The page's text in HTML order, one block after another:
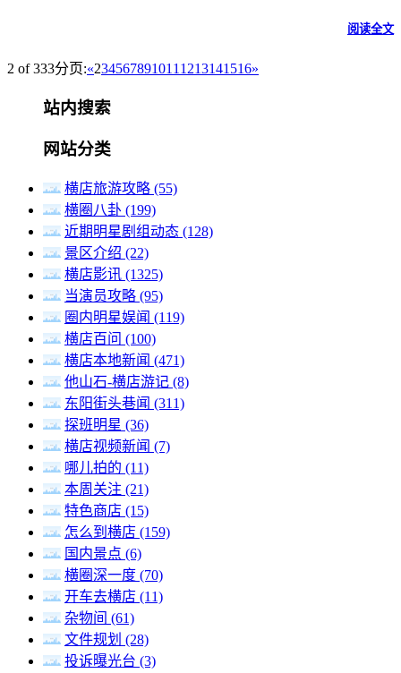
阅读全文
2 of 333分页:«234567891011 1213141516»
站内搜索
网站分类
横店旅游攻略 (55)
横圈八卦 (199)
近期明星剧组动态 (128)
景区介绍 (22)
横店影讯 (1325)
当演员攻略 (95)
圈内明星娱闻 (119)
横店百问 (100)
横店本地新闻 (471)
他山石-横店游记 (8)
东阳街头巷闻 (311)
探班明星 (36)
横店视频新闻 (7)
哪儿拍的 (11)
本周关注 (21)
特色商店 (15)
怎么到横店 (159)
国内景点 (6)
横圈深一度 (70)
开车去横店 (11)
杂物间 (61)
文件规划 (28)
投诉曝光台 (3)